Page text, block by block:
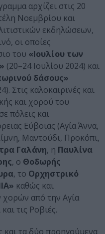
αρχίζει στις 20
Νοεμβρίου και
εκδηλώσεων,
οι οποίες
του «Ιουλίου των
(20–24 Ιουλίου 2024) και
δάσους»
Στις καλοκαιρινές και
και χορού του
πόλεις και
Εύβοιας (Αγία Άννα,
Μαντούδι, Προκόπι,
Γαλάνη, η Παυλίνα
, ο Θοδωρής
, το Ορχηστρικό
καθώς και
από την Αγία
τις Ροβιές.
τα δύο προηγούμενα